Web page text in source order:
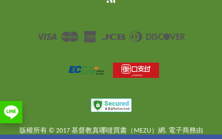
Visa Master
American
JCB
Diners
版權所有 © 2017 基督教真哪噠買書（MEZU）網. 電子商務由